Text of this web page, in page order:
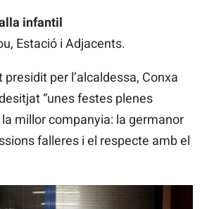
infantil
Estació i Adjacents.
presidit per l’alcaldessa, Conxa
“unes festes plenes
la millor companyia: la germanor
falleres i el respecte amb el